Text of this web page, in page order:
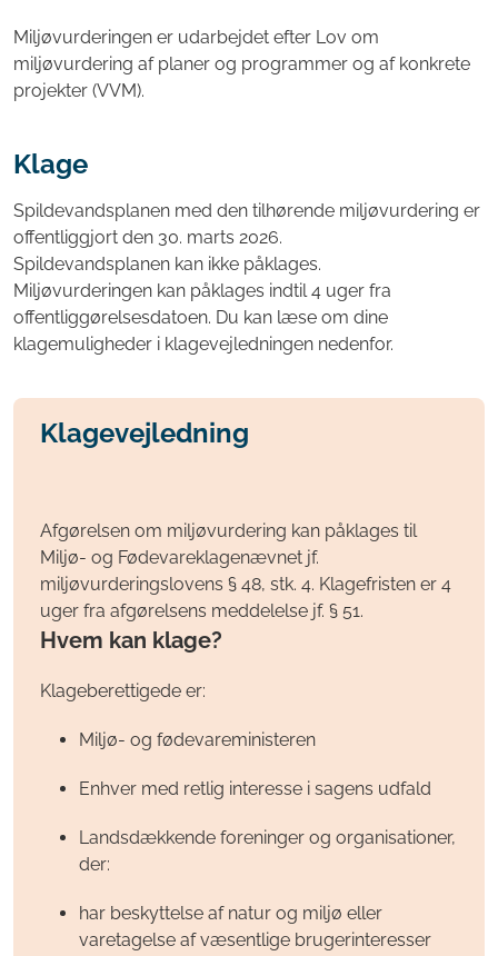
Miljøvurderingen er udarbejdet efter Lov om
miljøvurdering af planer og programmer og af konkrete
projekter (VVM).
Klage
Spildevandsplanen med den tilhørende miljøvurdering er
offentliggjort den 30. marts 2026.
Spildevandsplanen kan ikke påklages.
Miljøvurderingen kan påklages indtil 4 uger fra
offentliggørelsesdatoen. Du kan læse om dine
klagemuligheder i klagevejledningen nedenfor.
Klagevejledning
Afgørelsen om miljøvurdering kan påklages til
Miljø- og Fødevareklagenævnet jf.
miljøvurderingslovens § 48, stk. 4. Klagefristen er 4
uger fra afgørelsens meddelelse jf. § 51.
Hvem kan klage?
Klageberettigede er:
Miljø- og fødevareministeren
Enhver med retlig interesse i sagens udfald
Landsdækkende foreninger og organisationer,
der:
har beskyttelse af natur og miljø eller
varetagelse af væsentlige brugerinteresser